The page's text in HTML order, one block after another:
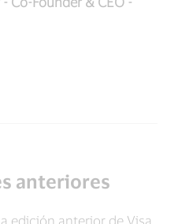
anteriores
edición anterior de Visa